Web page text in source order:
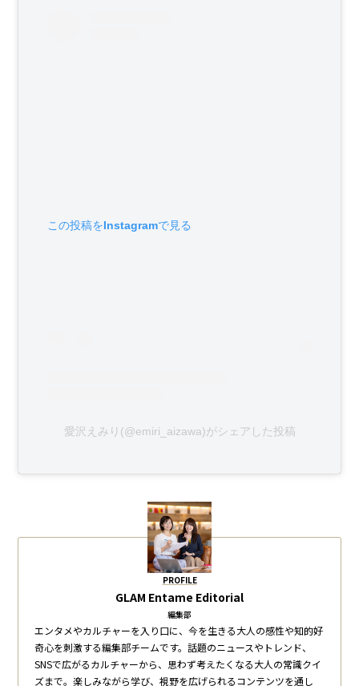
この投稿をInstagramで見る
愛沢えみり(@emiri_aizawa)がシェアした投稿
PROFILE
GLAM Entame Editorial
編集部
エンタメやカルチャーを入り口に、今を生きる大人の感性や知的好
奇心を刺激する編集部チームです。話題のニュースやトレンド、
SNSで広がるカルチャーから、思わず考えたくなる大人の常識クイ
ズまで。楽しみながら学び、視野を広げられるコンテンツを通し